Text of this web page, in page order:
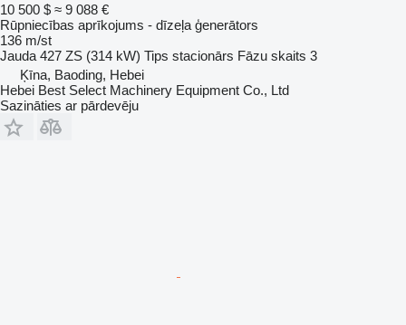
10 500 $ ≈ 9 088 €
Rūpniecības aprīkojums - dīzeļa ģenerātors
136 m/st
Jauda 427 ZS (314 kW) Tips stacionārs Fāzu skaits 3
Ķīna, Baoding, Hebei
Hebei Best Select Machinery Equipment Co., Ltd
Sazināties ar pārdevēju